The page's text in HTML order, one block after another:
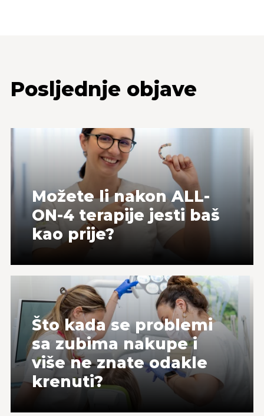
Posljednje objave
Možete li nakon ALL-
ON-4 terapije jesti baš
kao prije?
Što kada se problemi
sa zubima nakupe i
više ne znate odakle
krenuti?